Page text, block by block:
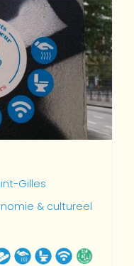
Gilles
& cultureel